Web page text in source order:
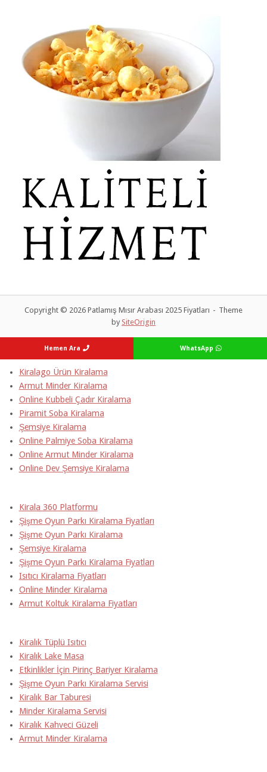
Copyright © 2026 Patlamış Mısır Arabası 2025 Fiyatları
Theme
by SiteOrigin
Hemen Ara WhatsApp
Kiralago Ürün Kiralama
Armut Minder Kiralama
Online Kubbeli Çadır Kiralama
Piramit Soba Kiralama
Şemsiye Kiralama
Online Palmiye Soba Kiralama
Online Armut Minder Kiralama
Online Dev Şemsiye Kiralama
Kirala 360 Platformu
Şişme Oyun Parkı Kiralama Fiyatları
Şişme Oyun Parkı Kiralama
Şemsiye Kiralama
Şişme Oyun Parkı Kiralama Fiyatları
Isıtıcı Kiralama Fiyatları
Online Minder Kiralama
Armut Koltuk Kiralama Fiyatları
Kiralık Tüplü Isıtıcı
Kiralık Lake Masa
Etkinlikler İçin Pirinç Bariyer Kiralama
Şişme Oyun Parkı Kiralama Servisi
Kiralık Bar Taburesi
Minder Kiralama Servisi
Kiralık Kahveci Güzeli
Armut Minder Kiralama